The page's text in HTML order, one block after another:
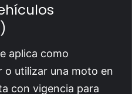
aplica como
o utilizar una moto en
con vigencia para